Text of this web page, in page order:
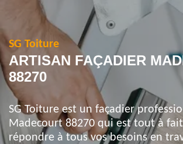
SG Toiture
ARTISAN FAÇADIER
88270
SG Toiture est un façadier
Madecourt 88270 qui est tout à
répondre à tous vos besoins en